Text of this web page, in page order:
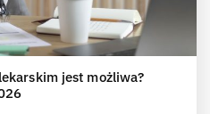
jest możliwa?